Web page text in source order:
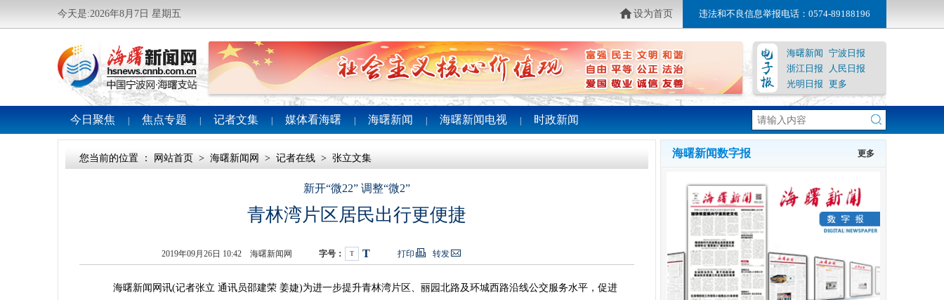
今天是:2026年8月7日 星期五 设为首页 违法和不良信息举报电话：0574-89188196
海曙新闻 宁波日报
浙江日报
人民日报
光明日报 更多
今日聚焦 焦点专题 记者文集 媒体看海曙 海曙新闻 海曙新闻电视 时政新闻
您当前的位置 ： 网站首页 > 海曙新闻网 > 记者在线 > 张立文集
新开“微22” 调整“微2”
青林湾片区居民出行更便捷
2019年09月26日 10:42 海曙新闻网 字号： T T 打印 转发
海曙新闻网讯(记者张立 通讯员邵建荣 姜婕)为进一步提升青林湾片区、丽园北路及环城西路沿线公交服务水平，促进
海曙新闻数字报 更多